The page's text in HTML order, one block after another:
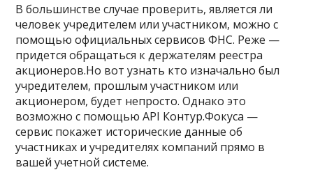
В большинстве случае проверить, является ли
человек учредителем или участником, можно с
помощью официальных сервисов ФНС. Реже —
придется обращаться к держателям реестра
акционеров.Но вот узнать кто изначально был
учредителем, прошлым участником или
акционером, будет непросто. Однако это
возможно с помощью API Контур.Фокуса —
сервис покажет исторические данные об
участниках и учредителях компаний прямо в
вашей учетной системе.